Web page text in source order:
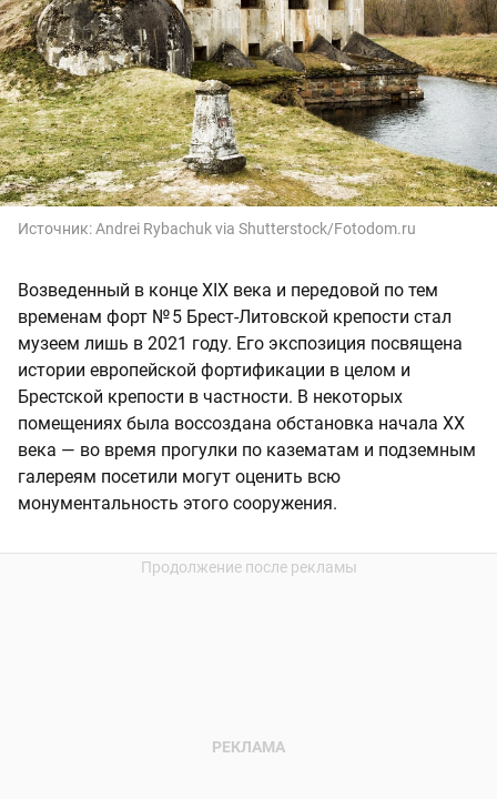
Источник:Andrei Rybachuk via Shutterstock/Fotodom.ru
Возведенный в конце XIX века и передовой по тем
временам форт № 5 Брест-Литовской крепости стал
музеем лишь в 2021 году. Его экспозиция посвящена
истории европейской фортификации в целом и
Брестской крепости в частности. В некоторых
помещениях была воссоздана обстановка начала XX
века — во время прогулки по казематам и подземным
галереям посетили могут оценить всю
монументальность этого сооружения.